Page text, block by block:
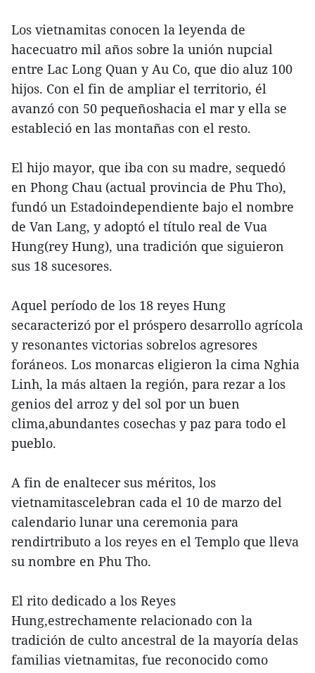
Los vietnamitas conocen la leyenda de
hacecuatro mil años sobre la unión nupcial
entre Lac Long Quan y Au Co, que dio aluz 100
hijos. Con el fin de ampliar el territorio, él
avanzó con 50 pequeñoshacia el mar y ella se
estableció en las montañas con el resto.
El hijo mayor, que iba con su madre, sequedó
en Phong Chau (actual provincia de Phu Tho),
fundó un Estadoindependiente bajo el nombre
de Van Lang, y adoptó el título real de Vua
Hung(rey Hung), una tradición que siguieron
sus 18 sucesores.
Aquel período de los 18 reyes Hung
secaracterizó por el próspero desarrollo agrícola
y resonantes victorias sobrelos agresores
foráneos. Los monarcas eligieron la cima Nghia
Linh, la más altaen la región, para rezar a los
genios del arroz y del sol por un buen
clima,abundantes cosechas y paz para todo el
pueblo.
A fin de enaltecer sus méritos, los
vietnamitascelebran cada el 10 de marzo del
calendario lunar una ceremonia para
rendirtributo a los reyes en el Templo que lleva
su nombre en Phu Tho.
El rito dedicado a los Reyes
Hung,estrechamente relacionado con la
tradición de culto ancestral de la mayoría delas
familias vietnamitas, fue reconocido como